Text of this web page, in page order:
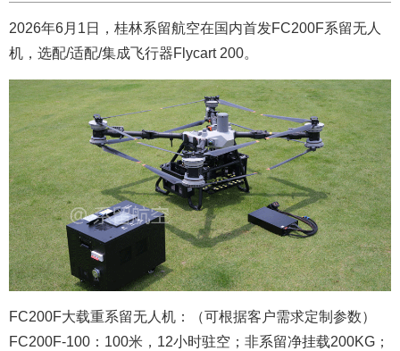
2026年6月1日， 桂林系留航空在国内首发FC200F系留无人
机，选配/适配/集成飞行器Flycart 200。
FC200F大载重系留无人机：（可根据客户需求定制参数）
FC200F-100：100米，12小时驻空；非系留净挂载200KG；